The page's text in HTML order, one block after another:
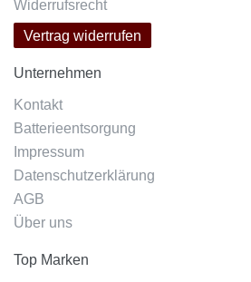
Widerrufsrecht
Vertrag widerrufen
Unternehmen
Kontakt
Batterieentsorgung
Impressum
Datenschutzerklärung
AGB
Über uns
Top Marken